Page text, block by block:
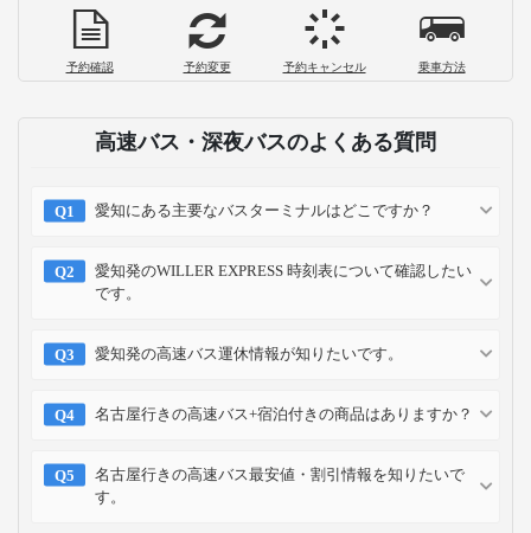
予約確認 予約変更 予約キャンセル 乗車方法
高速バス・深夜バスのよくある質問
愛知にある主要なバスターミナルはどこですか？
愛知発のWILLER EXPRESS 時刻表について確認したい
です。
愛知発の高速バス運休情報が知りたいです。
名古屋行きの高速バス+宿泊付きの商品はありますか？
名古屋行きの高速バス最安値・割引情報を知りたいで
す。